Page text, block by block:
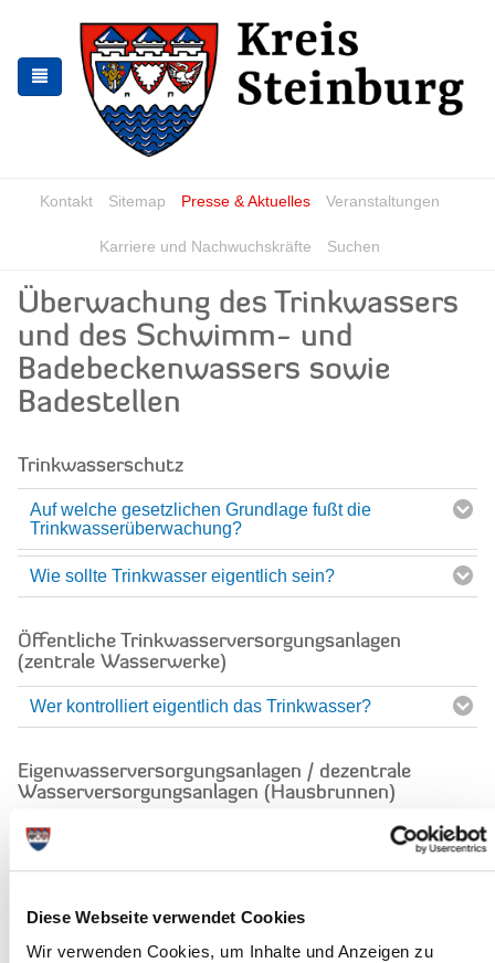
Diese Webseite verwendet Cookies
Wir verwenden Cookies, um Inhalte und Anzeigen zu
springen
springen
Kontakt Sitemap Presse & Aktuelles Veranstaltungen
Karriere und Nachwuchskräfte Suchen
Überwachung des Trinkwassers
und des Schwimm- und
Badebeckenwassers sowie
Badestellen
Trinkwasserschutz
Auf welche gesetzlichen Grundlage fußt die
Trinkwasserüberwachung?
Wie sollte Trinkwasser eigentlich sein?
Öffentliche Trinkwasserversorgungsanlagen
(zentrale Wasserwerke)
Wer kontrolliert eigentlich das Trinkwasser?
Eigenwasserversorgungsanlagen / dezentrale
Wasserversorgungsanlagen (Hausbrunnen)
Muss ich das Trinkwasser aus meinen eigenen
Brunnen auch untersuchen lassen?
Öffentliche und gewerbliche Anlagen der
Trinkwasserinstallation